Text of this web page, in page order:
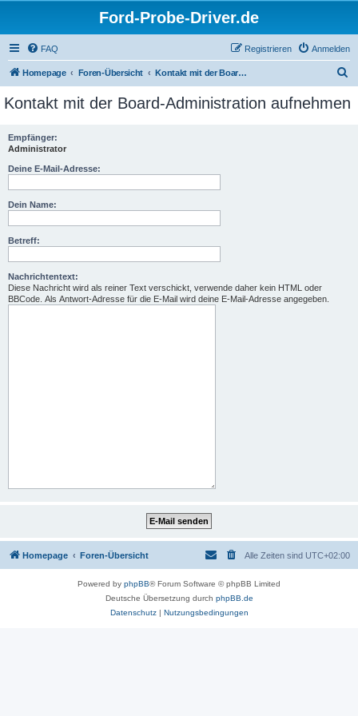
Ford-Probe-Driver.de
FAQ Anmelden
Registrieren
Homepage Foren-Übersicht Kontakt mit der Board-Administration aufnehmen
c
Kontakt mit der Board-Administration aufnehmen
Empfänger:
Administrator
Deine E-Mail-Adresse:
Dein Name:
Betreff:
Nachrichtentext:
Diese Nachricht wird als reiner Text verschickt, verwende daher kein HTML oder
BBCode. Als Antwort-Adresse für die E-Mail wird deine E-Mail-Adresse angegeben.
Homepage Foren-Übersicht Alle Zeiten sind UTC+02:00
Powered by phpBB® Forum Software © phpBB Limited
Deutsche Übersetzung durch phpBB.de
Datenschutz| Nutzungsbedingungen